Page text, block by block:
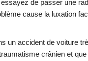
de passer une
cause la luxation
un accident de voiture
crânien et